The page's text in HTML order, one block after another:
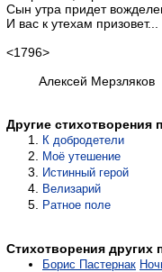
Сын утра придет
И вас к утехам призовет...
<1796>
Алексей Мерзляков
Другие стихотворения
К добродетели
Моё утешение
Истинный герой
Велизарий
Ратное поле
Стихотворения других
Борис Пастернак